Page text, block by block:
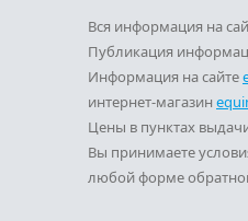
Вся информация на
Публикация
Информация на сайте
интернет-магазин
Цены в пунктах
Вы принимаете
любой форме